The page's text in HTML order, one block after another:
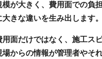
が大きく、費用面での負
きな違いを生み出します。
面だけではなく、施工ス
からの情報が管理者やそ